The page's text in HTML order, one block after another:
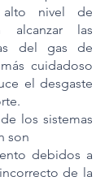
nivel de
alcanzar las
del gas de
cuidadoso
el desgaste
los sistemas
son
debidos a
de la